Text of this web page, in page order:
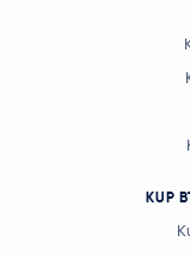
KUP